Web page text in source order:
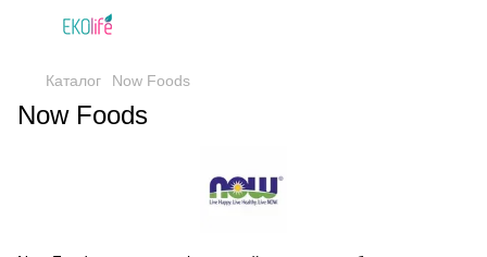
Каталог Now Foods
Now Foods